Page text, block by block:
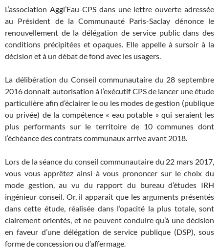
L’association Aggl’Eau-CPS dans une lettre ouverte adressée
au Président de la Communauté Paris-Saclay dénonce le
renouvellement de la délégation de service public dans des
conditions précipitées et opaques. Elle appelle à sursoir à la
décision et à un débat de fond avec les usagers.
La délibération du Conseil communautaire du 28 septembre
2016 donnait autorisation à l’exécutif CPS de lancer une étude
particulière afin d’éclairer le ou les modes de gestion (publique
ou privée) de la compétence « eau potable » qui seraient les
plus performants sur le territoire de 10 communes dont
l’échéance des contrats communaux arrive avant 2018.
Lors de la séance du conseil communautaire du 22 mars 2017,
vous vous apprêtez ainsi à vous prononcer sur le choix du
mode gestion, au vu du rapport du bureau d’études IRH
ingénieur conseil. Or, il apparaît que les arguments présentés
dans cette étude, réalisée dans l’opacité la plus totale, sont
clairement orientés, et ne peuvent conduire qu’à une décision
en faveur d’une délégation de service publique (DSP), sous
forme de concession ou d’affermage.